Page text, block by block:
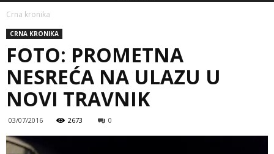
Crna kronika
CRNA KRONIKA
FOTO: PROMETNA
NESREĆA NA ULAZU U
NOVI TRAVNIK
03/07/2016 2673 0